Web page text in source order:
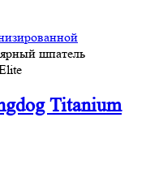
шпатель
Titanium